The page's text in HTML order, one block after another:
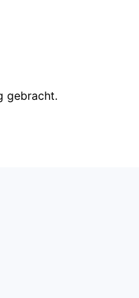
gebracht.